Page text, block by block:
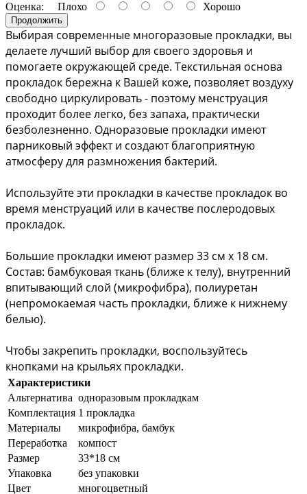
Оценка: Плохо Хорошо
Продолжить
Выбирая современные многоразовые прокладки, вы
делаете лучший выбор для своего здоровья и
помогаете окружающей среде. Текстильная основа
прокладок бережна к Вашей коже, позволяет воздуху
свободно циркулировать - поэтому менструация
проходит более легко, без запаха, практически
безболезненно. Одноразовые прокладки имеют
парниковый эффект и создают благоприятную
атмосферу для размножения бактерий.
Используйте эти прокладки в качестве прокладок во
время менструаций или в качестве послеродовых
прокладок.
Большие прокладки имеют размер 33 см х 18 см.
Состав: бамбуковая ткань (ближе к телу), внутренний
впитывающий слой (микрофибра), полиуретан
(непромокаемая часть прокладки, ближе к нижнему
белью).
Чтобы закрепить прокладки, воспользуйтесь
кнопками на крыльях прокладки.
Характеристики
Альтернатива одноразовым прокладкам
Комплектация 1 прокладка
Материалы
микрофибра, бамбук
Переработка
компост
Размер
33*18 см
Упаковка
без упаковки
Цвет
многоцветный